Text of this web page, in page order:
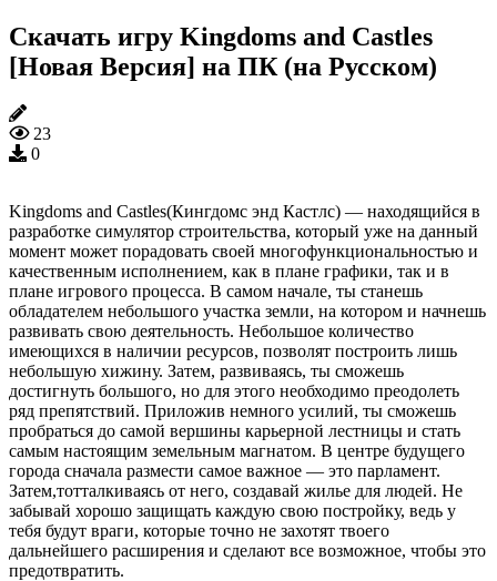
Скачать игру Kingdoms and Castles
[Новая Версия] на ПК (на Русском)
23
0
Kingdoms and Castles(Кингдомс энд Кастлс) — находящийся в
разработке симулятор строительства, который уже на данный
момент может порадовать своей многофункциональностью и
качественным исполнением, как в плане графики, так и в
плане игрового процесса. В самом начале, ты станешь
обладателем небольшого участка земли, на котором и начнешь
развивать свою деятельность. Небольшое количество
имеющихся в наличии ресурсов, позволят построить лишь
небольшую хижину. Затем, развиваясь, ты сможешь
достигнуть большого, но для этого необходимо преодолеть
ряд препятствий. Приложив немного усилий, ты сможешь
пробраться до самой вершины карьерной лестницы и стать
самым настоящим земельным магнатом. В центре будущего
города сначала размести самое важное — это парламент.
Затем,тотталкиваясь от него, создавай жилье для людей. Не
забывай хорошо защищать каждую свою постройку, ведь у
тебя будут враги, которые точно не захотят твоего
дальнейшего расширения и сделают все возможное, чтобы это
предотвратить.